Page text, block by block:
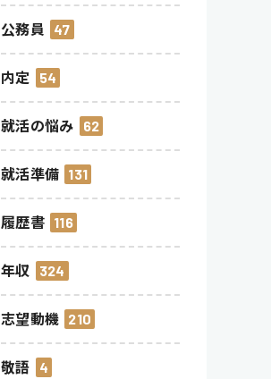
公務員 47
内定 54
就活の悩み 62
就活準備 131
履歴書 116
年収 324
志望動機 210
敬語 4